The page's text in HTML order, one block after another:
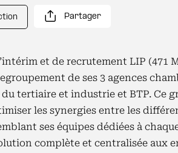
Partager
et de recrutement LIP (471
de ses 3 agences
tertiaire et industrie et BTP. Ce
les synergies entre les
ses équipes dédiées à
complète et centralisée aux